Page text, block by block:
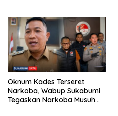
Oknum Kades Terseret
Narkoba, Wabup Sukabumi
Tegaskan Narkoba Musuh